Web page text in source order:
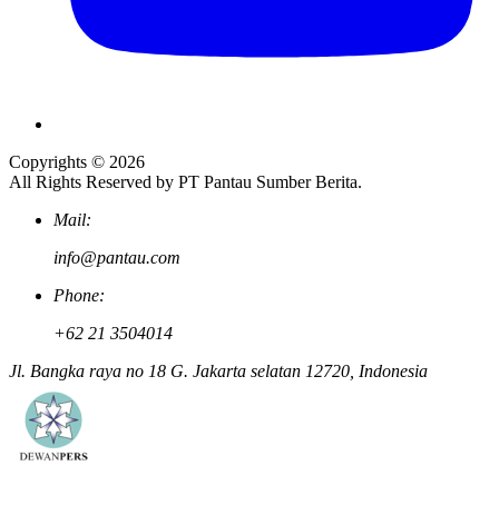
Copyrights © 2026
All Rights Reserved by PT Pantau Sumber Berita.
Mail:
info@pantau.com
Phone:
+62 21 3504014
Jl. Bangka raya no 18 G. Jakarta selatan 12720, Indonesia